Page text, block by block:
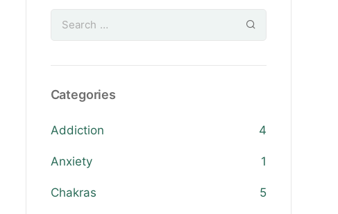
Categories
Addiction 4
Anxiety 1
Chakras 5